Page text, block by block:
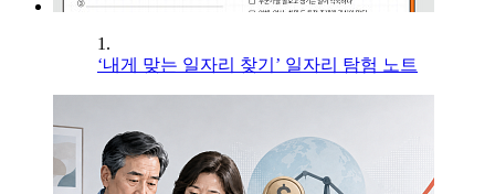
1.
‘내게 맞는 일자리 찾기’ 일자리 탐험 노트